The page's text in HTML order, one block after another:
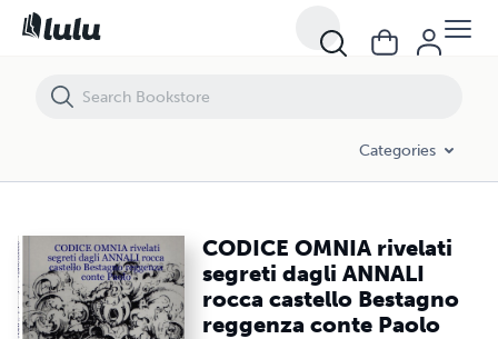
Categories
CODICE OMNIA rivelati
segreti dagli ANNALI
rocca castello Bestagno
reggenza conte Paolo
CODICE OMNIA rivelati segreti dagli ANNALI rocca castello